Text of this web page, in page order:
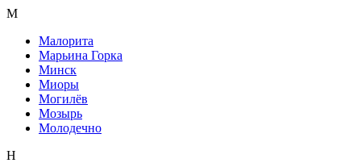
М
Малорита
Марьина Горка
Минск
Миоры
Могилёв
Мозырь
Молодечно
Н